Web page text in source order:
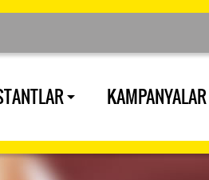
KAMPANYALAR